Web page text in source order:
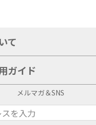
て
ガイド
メルマガ＆SNS